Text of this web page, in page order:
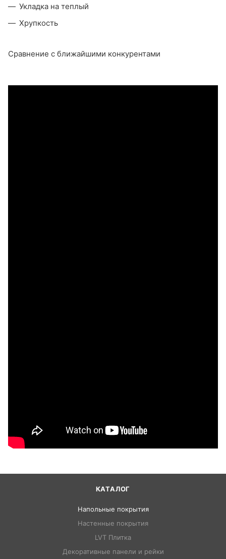
Укладка на теплый
Хрупкость
Сравнение с ближайшими конкурентами
КАТАЛОГ
Напольные покрытия
Настенные покрытия
LVT Плитка
Декоративные панели и рейки